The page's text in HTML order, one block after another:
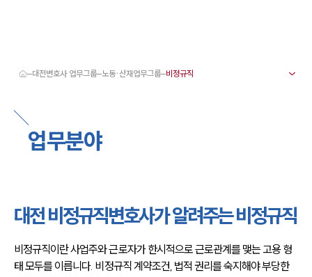
서울·대전변호사
대전형사전문변호사
대전이혼전문변호사
대전학교폭력변호사
대전변호사 주요 업무사례
대전 분사무소 오시는 길
채용정보
대전변호사 업무그룹 노동·산재업무그룹
업무분야
대전 비정규직변호사가 알려주는 비정규직
비정규직이란 사업주와 근로자가 한시적으로 근로관계를 맺는 고용 형
태 모두를 이릅니다. 비정규직 계약조건, 법적 권리를 숙지해야 부당한